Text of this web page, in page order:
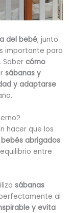
del bebé, junto
importante para
. Saber cómo
sábanas y
y adaptarse
hacer que los
bebés abrigados.
entre
sábanas
al
y evita